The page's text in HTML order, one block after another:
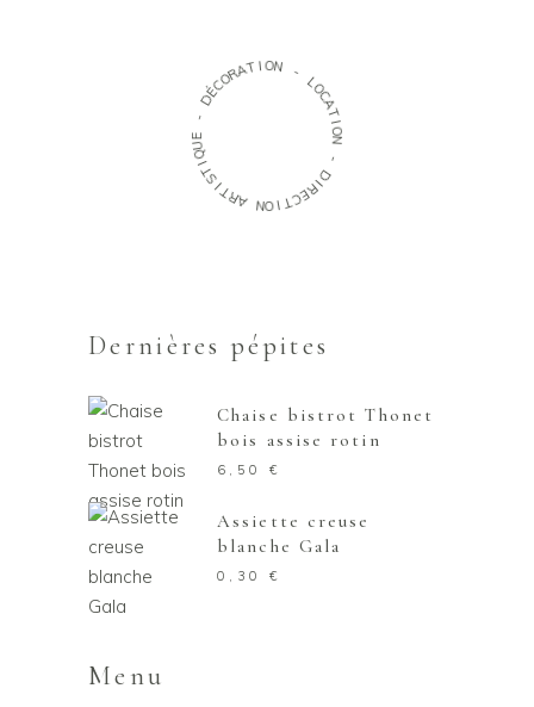
D
ÉCORAT ION -
L
O
C
A
T
I
O
N
-
D
I
R
E
C
T
I
O
N
A
R
T
I
S
T
I
Q
U
E
-
Dernières pépites
Chaise bistrot Thonet
bois assise rotin
6,50 €
Assiette creuse
blanche Gala
0,30 €
Menu